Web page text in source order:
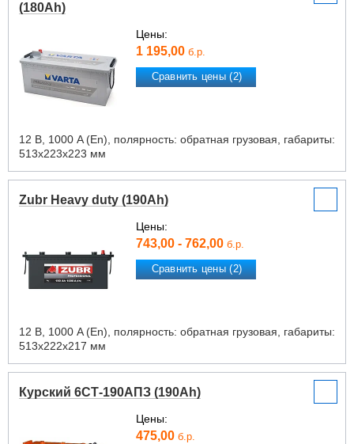
(180Ah)
Цены:
1 195,00 б.р.
Сравнить цены (2)
12 В, 1000 A (En), полярность: обратная грузовая, габариты:
513х223х223 мм
Zubr Heavy duty (190Ah)
Цены:
743,00 - 762,00 б.р.
Сравнить цены (2)
12 В, 1000 A (En), полярность: обратная грузовая, габариты:
513х222х217 мм
Курский 6СТ-190АПЗ (190Ah)
Цены:
475,00 б.р.